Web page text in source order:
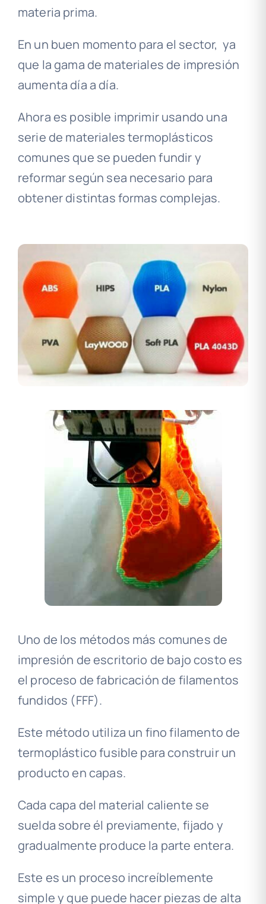
materia prima.
En un buen momento para el sector, ya
que la gama de materiales de impresión
aumenta día a día.
Ahora es posible imprimir usando una
serie de materiales termoplásticos
comunes que se pueden fundir y
reformar según sea necesario para
obtener distintas formas complejas.
Uno de los métodos más comunes de
impresión de escritorio de bajo costo es
el proceso de fabricación de filamentos
fundidos (FFF).
Este método utiliza un fino filamento de
termoplástico fusible para construir un
producto en capas.
Cada capa del material caliente se
suelda sobre él previamente, fijado y
gradualmente produce la parte entera.
Este es un proceso increíblemente
simple y que puede hacer piezas de alta